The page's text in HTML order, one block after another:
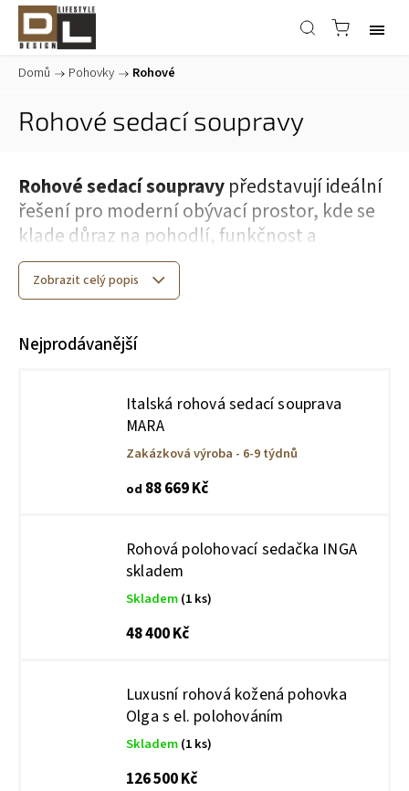
Domů / Pohovky / Rohové
Rohové sedací soupravy
Rohové sedací soupravypředstavují ideální
řešení pro moderní obývací prostor, kde se
klade důraz na pohodlí, funkčnost a
estetiku.
V nabídce najdeteluxusní rohové sedačky
různých provedeních – od elegantních
kožených variant až po praktické
Oblíbenou volbou jsou takémodulové
, ze kterých lze snadno vytvořit
rohovou sestavu přesně podle vašich potřeb.
Zobrazit celý popis
Nejprodávanější
Italská rohová sedací souprava
MARA
Zakázková výroba - 6-9 týdnů
od 88 669 Kč
Rohová polohovací sedačka INGA
skladem
Skladem(1 ks)
48 400 Kč
Luxusní rohová kožená pohovka
Olga s el. polohováním
Skladem(1 ks)
126 500 Kč